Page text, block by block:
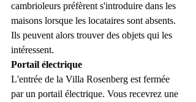
cambrioleurs préfèrent s'introduire dans les
maisons lorsque les locataires sont absents.
Ils peuvent alors trouver des objets qui les
intéressent.
Portail électrique
L'entrée de la Villa Rosenberg est fermée
par un portail électrique. Vous recevrez une